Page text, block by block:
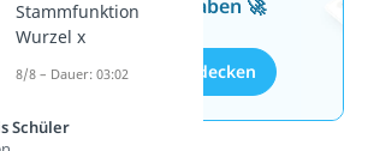
kostenlosen Aufgaben 🚀
Aufgaben entdecken
Stammfunktion
Wurzel x
8/8 – Dauer: 03:02
Schüler